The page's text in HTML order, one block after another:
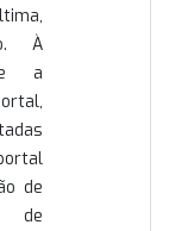
À
a
de
de